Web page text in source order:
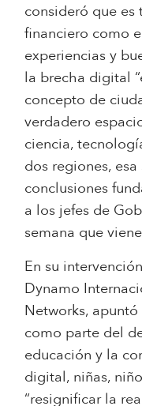
consideró que
financiero como
experiencias y
la brecha digital
concepto de
verdadero
ciencia,
dos regiones,
conclusiones
a los jefes de
semana que
En su
Dynamo
Networks,
como parte del
educación y la
digital, niñas,
“resignificar la